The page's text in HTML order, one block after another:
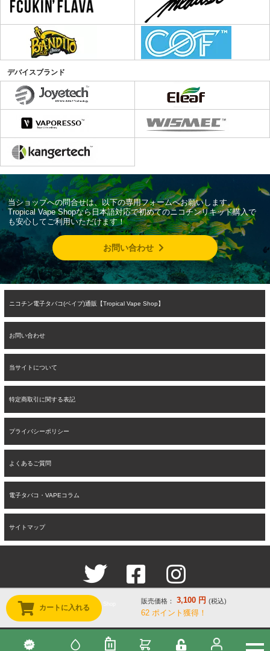
デバイスブランド
カートに入れる
販売価格： 3,100 円 (税込)
62 ポイント獲得！
当ショップへの問合せは、以下の専用フォームへお願いします。
Tropical Vape Shopなら日本語対応で初めてのニコチンリキッド購入で
も安心してご利用いただけます！
お問い合わせ
ニコチン電子タバコ(ベイプ)通販【Tropical Vape Shop】
お問い合わせ
当サイトについて
特定商取引に関する表記
プライバシーポリシー
よくあるご質問
電子タバコ・VAPEコラム
サイトマップ
Copyright © 2019-2026 Tropical Vape Shop
All rights reserved.